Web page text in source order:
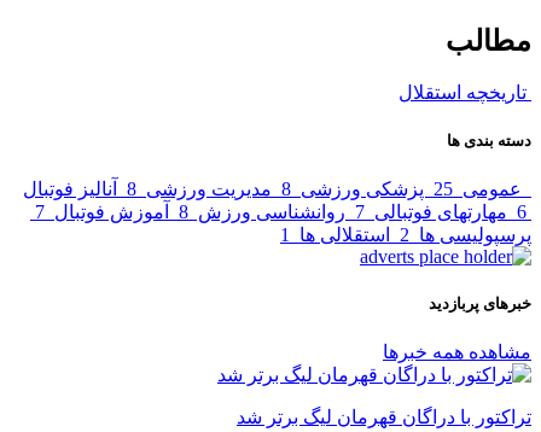
مطالب
تاریخچه استقلال
دسته بندی ها
عمومی 25 پزشکی ورزشی 8 مدیریت ورزشی 8 آنالیز فوتبال
6 مهارتهای فوتبالی 7 روانشناسی ورزش 8 آموزش فوتبال 7
پرسپولیسی ها 2 استقلالی ها 1
خبرهای پربازدید
مشاهده همه خبرها
تراکتور با دراگان قهرمان لیگ برتر شد